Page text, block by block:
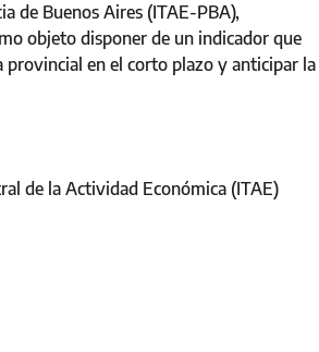
de Buenos Aires (ITAE-PBA),
objeto disponer de un indicador que
en el corto plazo y anticipar la
de la Actividad Económica (ITAE)